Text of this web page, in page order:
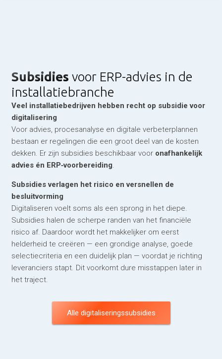
Subsidies voor ERP-advies in de
installatiebranche
Veel installatiebedrijven hebben recht op subsidie voor
digitalisering
Voor advies, procesanalyse en digitale verbeterplannen
bestaan er regelingen die een groot deel van de kosten
dekken. Er zijn subsidies beschikbaar voor onafhankelijk
advies én ERP‑voorbereiding
Subsidies verlagen het risico en versnellen de
besluitvorming
Digitaliseren voelt soms als een sprong in het diepe.
Subsidies halen de scherpe randen van het financiële
risico af. Daardoor wordt het makkelijker om eerst
helderheid te creëren — een grondige analyse, goede
selectiecriteria en een duidelijk plan — voordat je richting
leveranciers stapt. Dit voorkomt dure misstappen later in
het traject.
Alle digitaliseringssubsidies